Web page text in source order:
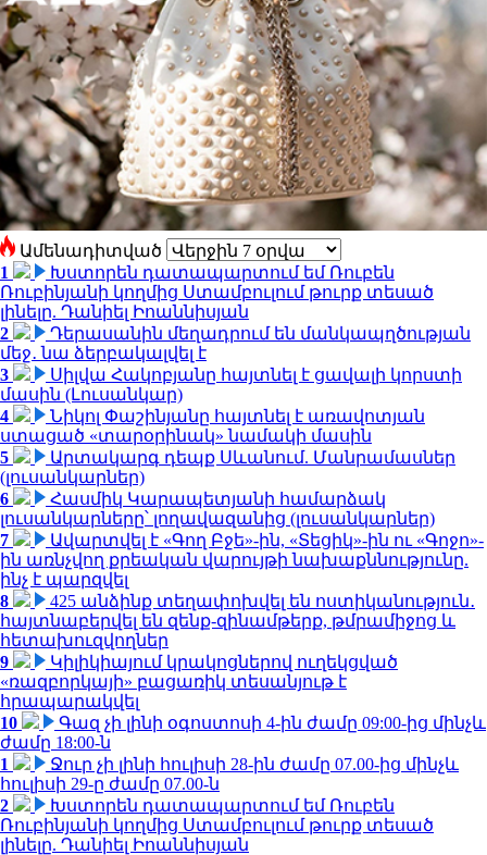
Ամենադիտված
1
Խստորեն դատապարտում եմ Ռուբեն
Ռուբինյանի կողմից Ստամբուլում թուրք տեսած
լինելը. Դանիել Իոաննիսյան
2
Դերասանին մեղադրում են մանկապղծության
մեջ․ նա ձերբակալվել է
3
Սիլվա Հակոբյանը հայտնել է ցավալի կորստի
մասին (Լուսանկար)
4
Նիկոլ Փաշինյանը հայտնել է առավոտյան
ստացած «տարօրինակ» նամակի մասին
5
Արտակարգ դեպք Սևանում. Մանրամասներ
(լուսանկարներ)
6
Հասմիկ Կարապետյանի համարձակ
լուսանկարները՝ լողավազանից (լուսանկարներ)
7
Ավարտվել է «Գող Բջե»-ին, «Տեցիկ»-ին ու «Գոջո»-
ին առնչվող քրեական վարույթի նախաքննությունը.
ինչ է պարզվել
8
425 անձինք տեղափոխվել են ոստիկանություն․
հայտնաբերվել են զենք-զինամթերք, թմրամիջոց և
հետախուզվողներ
9
Կիլիկիայում կրակոցներով ուղեկցված
«ռազբորկայի» բացառիկ տեսանյութ է
հրապարակվել
10
Գազ չի լինի օգոստոսի 4-ին ժամը 09:00-ից մինչև
ժամը 18:00-ն
1
Ջուր չի լինի հուլիսի 28-ին ժամը 07.00-ից մինչև
հուլիսի 29-ը ժամը 07.00-ն
2
Խստորեն դատապարտում եմ Ռուբեն
Ռուբինյանի կողմից Ստամբուլում թուրք տեսած
լինելը. Դանիել Իոաննիսյան